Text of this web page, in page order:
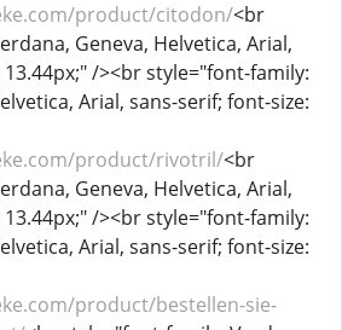
product/citodon/<br
Geneva, Helvetica, Arial,
/><br style="font-family:
Arial, sans-serif; font-size:
product/rivotril/<br
Geneva, Helvetica, Arial,
/><br style="font-family:
Arial, sans-serif; font-size:
product/bestellen-sie-